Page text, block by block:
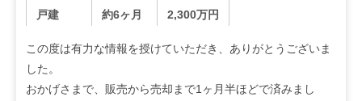
戸建
約6ヶ月
2,300万円
この度は有力な情報を授けていただき、ありがとうございま
した。
おかげさまで、販売から売却まで1ヶ月半ほどで済みまし